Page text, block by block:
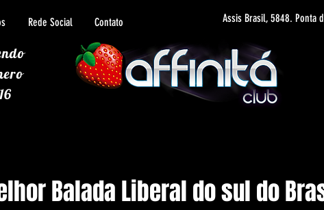
Rede Social Contato Assis Brasil, 5848. Ponta
Balada Liberal do sul do